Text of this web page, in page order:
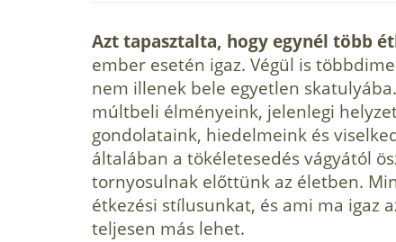
Azt tapasztalta, hogy egynél több
ember esetén igaz. Végül is
nem illenek bele egyetlen
múltbeli élményeink, jelenlegi
gondolataink, hiedelmeink és
általában a tökéletesedés vágyától
tornyosulnak előttünk az életben.
étkezési stílusunkat, és ami ma igaz
teljesen más lehet.